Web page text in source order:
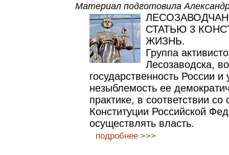
Материал подготовила
СТАТЬЮ 3
ЖИЗНЬ.
Группа
Лесозаводска,
государственность России и
незыблемость ее
практике, в соответствии со
Конституции Российской
осуществлять власть.
подробнее >>>